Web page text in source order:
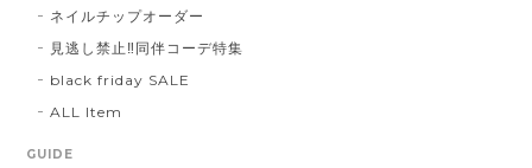
ネイルチップオーダー
見逃し禁止‼同伴コーデ特集
black friday SALE
ALL Item
GUIDE